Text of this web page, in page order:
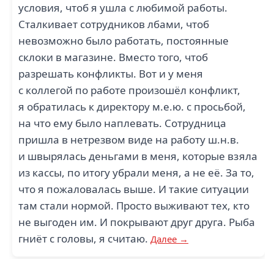
условия, чтоб я ушла с любимой работы.
Сталкивает сотрудников лбами, чтоб
невозможно было работать, постоянные
склоки в магазине. Вместо того, чтоб
разрешать конфликты. Вот и у меня
с коллегой по работе произошёл конфликт,
я обратилась к директору м.е.ю. с просьбой,
на что ему было наплевать. Сотрудница
пришла в нетрезвом виде на работу ш.н.в.
и швырялась деньгами в меня, которые взяла
из кассы, по итогу убрали меня, а не её. За то,
что я пожаловалась выше. И такие ситуации
там стали нормой. Просто выживают тех, кто
не выгоден им. И покрывают друг друга. Рыба
гниёт с головы, я считаю. Далее →